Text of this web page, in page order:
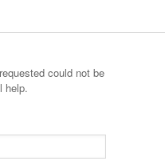
could not be
help.